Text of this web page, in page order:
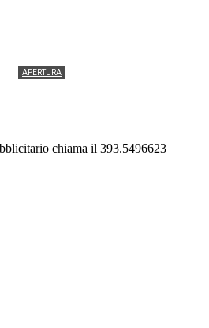
APERTURA
chiama il 393.5496623